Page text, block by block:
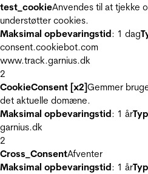
test_cookieAnvendes til at tjekke
understøtter cookies.
Maksimal opbevaringstid: 1 dag
consent.cookiebot.com
www.track.garnius.dk
2
CookieConsent [x2]Gemmer
det aktuelle domæne.
Maksimal opbevaringstid: 1 år
garnius.dk
2
Cross_ConsentAfventer
Maksimal opbevaringstid: 1 år